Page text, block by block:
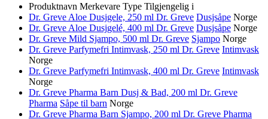
Produktnavn Merkevare Type Tilgjengelig i
Dr. Greve Aloe Dusjgele, 250 ml Dr. Greve Dusjsåpe Norge
Dr. Greve Aloe Dusjgelé, 400 ml Dr. Greve Dusjsåpe Norge
Dr. Greve Mild Sjampo, 500 ml Dr. Greve Sjampo Norge
Dr. Greve Parfymefri Intimvask, 250 ml Dr. Greve Intimvask
Norge
Dr. Greve Parfymefri Intimvask, 400 ml Dr. Greve Intimvask
Norge
Dr. Greve Pharma Barn Dusj & Bad, 200 ml Dr. Greve
Pharma Såpe til barn Norge
Dr. Greve Pharma Barn Sjampo, 200 ml Dr. Greve Pharma